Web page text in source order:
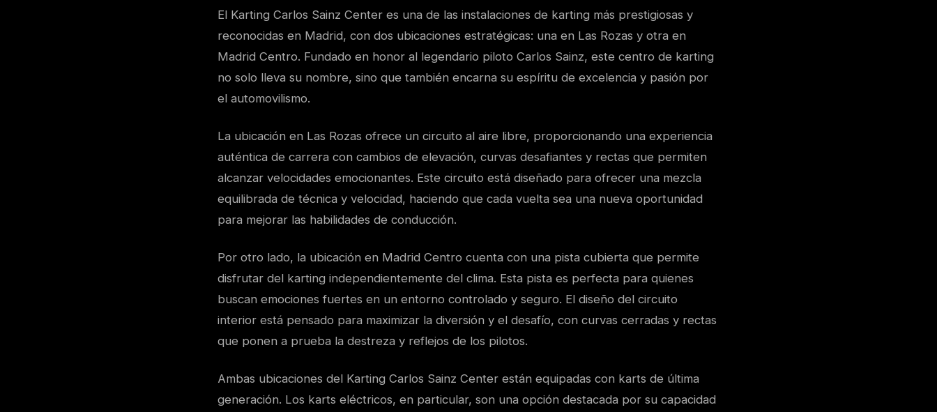
El Karting Carlos Sainz Center es una de las instalaciones de karting más prestigiosas y
reconocidas en Madrid, con dos ubicaciones estratégicas: una en Las Rozas y otra en
Madrid Centro. Fundado en honor al legendario piloto Carlos Sainz, este centro de karting
no solo lleva su nombre, sino que también encarna su espíritu de excelencia y pasión por
el automovilismo.
La ubicación en Las Rozas ofrece un circuito al aire libre, proporcionando una experiencia
auténtica de carrera con cambios de elevación, curvas desafiantes y rectas que permiten
alcanzar velocidades emocionantes. Este circuito está diseñado para ofrecer una mezcla
equilibrada de técnica y velocidad, haciendo que cada vuelta sea una nueva oportunidad
para mejorar las habilidades de conducción.
Por otro lado, la ubicación en Madrid Centro cuenta con una pista cubierta que permite
disfrutar del karting independientemente del clima. Esta pista es perfecta para quienes
buscan emociones fuertes en un entorno controlado y seguro. El diseño del circuito
interior está pensado para maximizar la diversión y el desafío, con curvas cerradas y rectas
que ponen a prueba la destreza y reflejos de los pilotos.
Ambas ubicaciones del Karting Carlos Sainz Center están equipadas con karts de última
generación. Los karts eléctricos, en particular, son una opción destacada por su capacidad